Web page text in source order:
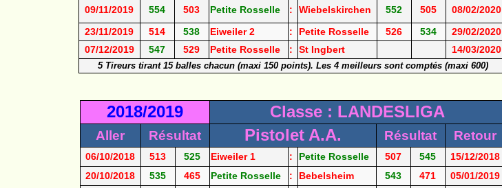
2018/2019 Classe : LANDESLIGA
Aller Résultat Pistolet A.A. Résultat Retour
06/10/2018 513 525 Eiweiler 1 : Petite Rosselle 507 545
15/12/2018
20/10/2018
535 465 Petite Rosselle : Bebelsheim 543 471
05/01/2019
09/11/2019 554 503 Petite Rosselle : Wiebelskirchen 552 505
08/02/2020
23/11/2019
514 538 Eiweiler 2 : Petite Rosselle 526 534
29/02/2020
07/12/2019
547 529 Petite Rosselle : St Ingbert 14/03/2020
5 Tireurs tirant 15 balles chacun (maxi 150 points). Les 4 meilleurs sont comptés (maxi 600)